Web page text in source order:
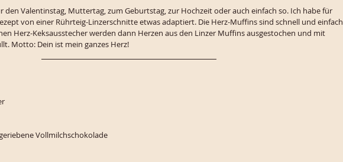
den Valentinstag, Muttertag, zum Geburtstag, zur Hochzeit oder auch einfach so. Ich habe für
von einer Rührteig-Linzerschnitte etwas adaptiert. Die Herz-Muffins sind schnell und einfach
Herz-Keksausstecher werden dann Herzen aus den Linzer Muffins ausgestochen und mit
Motto: Dein ist mein ganzes Herz!
Vollmilchschokolade